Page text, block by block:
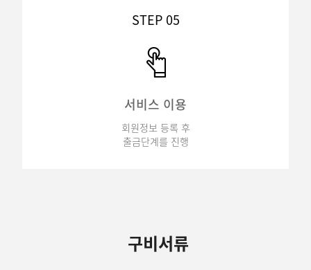
STEP 05
서비스 이용
회원정보 등록 후
출금단계를 진행
구비서류